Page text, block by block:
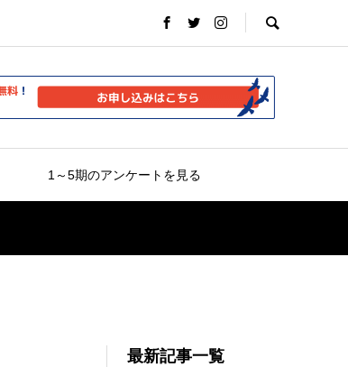
1～5期のアンケートを見る
最新記事一覧